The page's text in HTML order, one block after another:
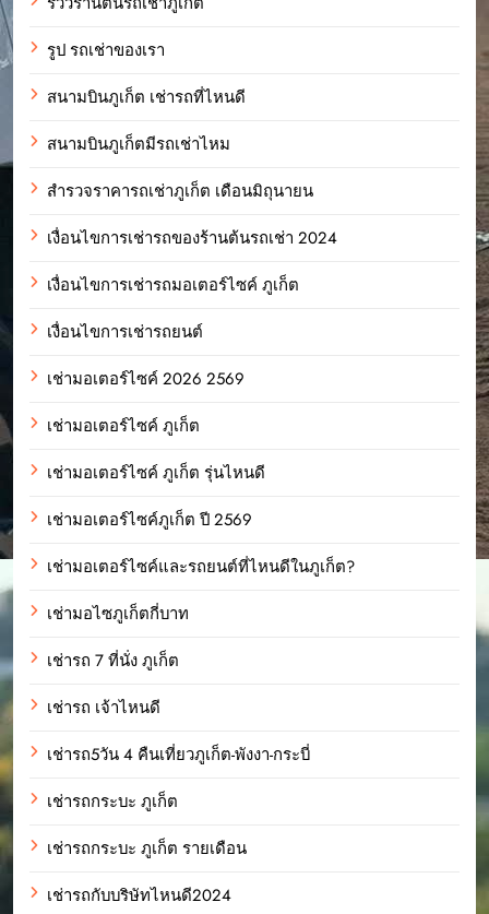
รูป รถเช่าของเรา
สนามบินภูเก็ต เช่ารถที่ไหนดี
สนามบินภูเก็ตมีรถเช่าไหม
สำรวจราคารถเช่าภูเก็ต เดือนมิถุนายน
เงื่อนไขการเช่ารถของร้านต้นรถเช่า 2024
เงื่อนไขการเช่ารถมอเตอร์ไซค์ ภูเก็ต
เงื่อนไขการเช่ารถยนต์
เช่ามอเตอร์ไซค์ 2026 2569
เช่ามอเตอร์ไซค์ ภูเก็ต
เช่ามอเตอร์ไซค์ ภูเก็ต รุ่นไหนดี
เช่ามอเตอร์ไซค์ภูเก็ต ปี 2569
เช่ามอเตอร์ไซค์และรถยนต์ที่ไหนดีในภูเก็ต?
เช่ามอไซภูเก็ตกี่บาท
เช่ารถ 7 ที่นั่ง ภูเก็ต
เช่ารถ เจ้าไหนดี
เช่ารถ5วัน 4 คืนเที่ยวภูเก็ต-พังงา-กระบี่
เช่ารถกระบะ ภูเก็ต
เช่ารถกระบะ ภูเก็ต รายเดือน
เช่ารถกับบริษัทไหนดี2024